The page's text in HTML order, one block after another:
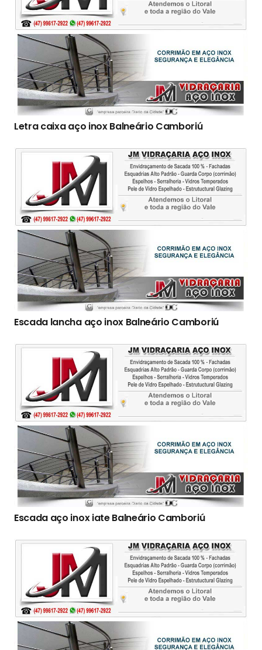
Letra caixa aço inox Balneário Camboriú
Escada lancha aço inox Balneário Camboriú
Escada aço inox iate Balneário Camboriú